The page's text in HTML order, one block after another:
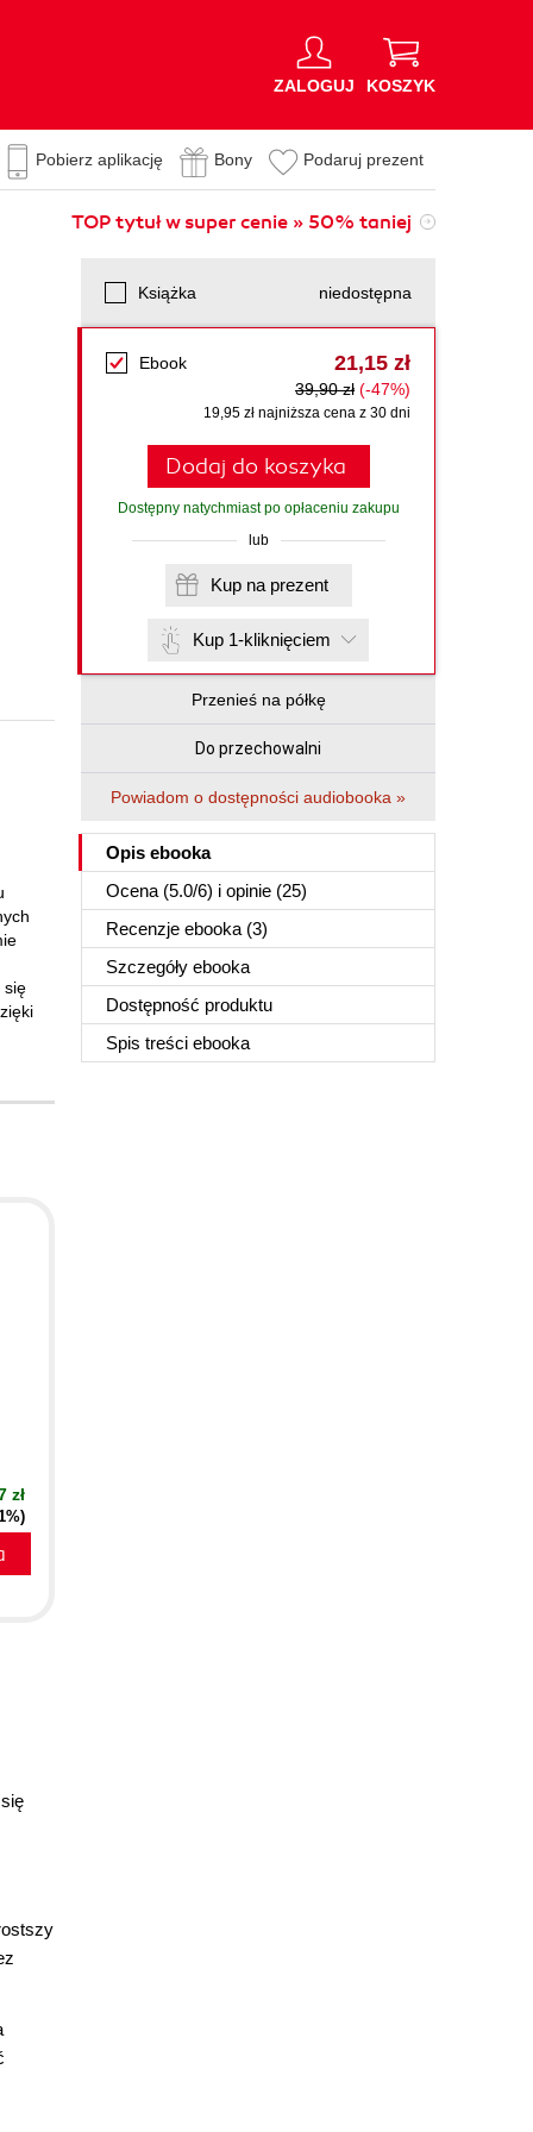
ZALOGUJ KOSZYK
Pobierz aplikację Bony Podaruj prezent
TOP tytuł w super cenie » 50% taniej
Książka niedostępna
Ebook 21,15 zł
39,90 zł (-47%)
19,95 zł najniższa cena z 30 dni
Dodaj do koszyka
Dostępny natychmiast po opłaceniu zakupu
lub
Kup na prezent
Kup 1-kliknięciem
Przenieś na półkę
Do przechowalni
Powiadom o dostępności audiobooka »
Opis ebooka
Ocena (5.0/6) i opinie (25)
Recenzje ebooka (3)
Szczegóły ebooka
Dostępność produktu
Spis treści ebooka
się
zł